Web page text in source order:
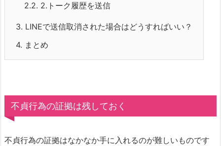
2.2. 2.トーク履歴を送信
3. LINEで送信取消された場合はどうすればいい？
4. まとめ
不貞行為の証拠は残しておく
不貞行為の証拠はなかなか手に入れるのが難しいものです